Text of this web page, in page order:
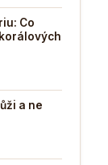
Co
a ne